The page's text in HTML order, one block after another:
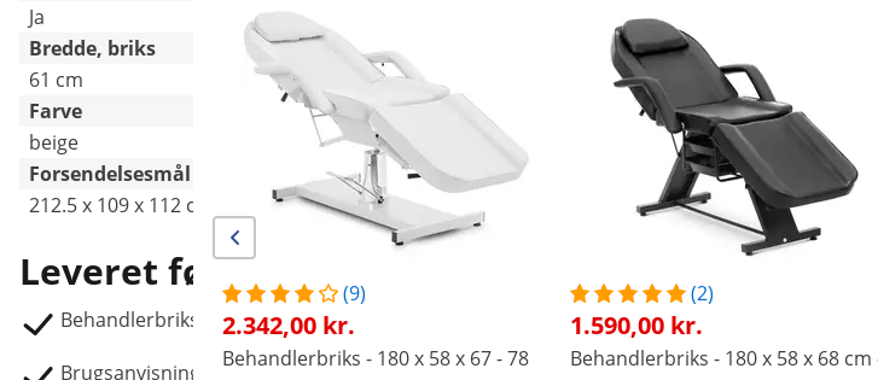
Ja
Ja
Bredde, briks
61 cm
58 cm
Farve
beige
hvid sort
Forsendelsesmål (LxBxH)
212.5 x 109 x 112 cm
181 x 106 x 56.5 cm 110.5 x 61 x 32 cm 181 x
Sammenlign flere
Leveret følger
Behandlerbriks PHYSA BERGAMO DARK BEIGE
Brugsanvisning
(9)
2.342,00 kr.
Behandlerbriks - 180 x 58 x 67 - 78
(2)
1.590,00 kr.
Behandlerbriks - 180 x 58 x 68 cm